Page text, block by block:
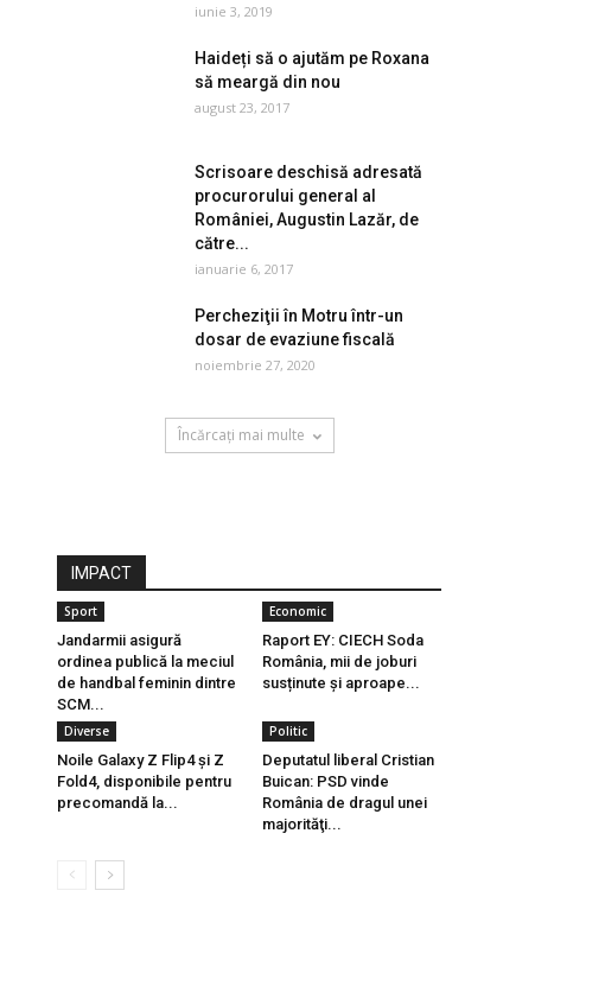
iunie 3, 2019
Haideți să o ajutăm pe Roxana
să meargă din nou
august 23, 2017
Scrisoare deschisă adresată
procurorului general al
României, Augustin Lazăr, de
către...
ianuarie 6, 2017
Percheziţii în Motru într-un
dosar de evaziune fiscală
noiembrie 27, 2020
Încărcați mai multe
IMPACT
Sport
Jandarmii asigură
ordinea publică la meciul
de handbal feminin dintre
SCM...
Economic
Raport EY: CIECH Soda
România, mii de joburi
susținute și aproape...
Diverse
Noile Galaxy Z Flip4 și Z
Fold4, disponibile pentru
precomandă la...
Politic
Deputatul liberal Cristian
Buican: PSD vinde
România de dragul unei
majorităţi...